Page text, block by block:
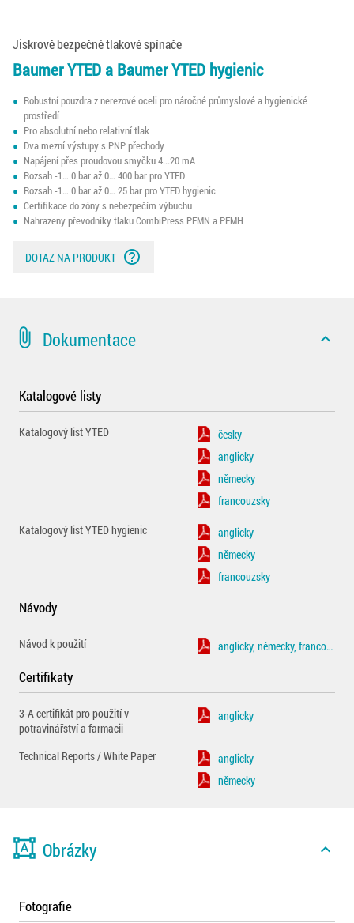
Jiskrově bezpečné tlakové spínače
Baumer YTED a Baumer YTED hygienic
Robustní pouzdra z nerezové oceli pro náročné průmyslové a hygienické
prostředí
Pro absolutní nebo relativní tlak
Dva mezní výstupy s PNP přechody
Napájení přes proudovou smyčku 4...20 mA
Rozsah -1… 0 bar až 0… 400 bar pro YTED
Rozsah -1… 0 bar až 0… 25 bar pro YTED hygienic
Certifikace do zóny s nebezpečím výbuchu
Nahrazeny převodníky tlaku CombiPress PFMN a PFMH
DOTAZ NA PRODUKT help_outline
attach_file Dokumentace expand_less
Katalogové listy
Katalogový list YTED
česky
anglicky
německy
francouzsky
Katalogový list YTED hygienic
anglicky
německy
francouzsky
Návody
Návod k použití anglicky, německy, francouzsky
Certifikaty
3-A certifikát pro použití v
potravinářství a farmacii
anglicky
Technical Reports / White Paper
anglicky
německy
format_shapes Obrázky expand_less
Fotografie